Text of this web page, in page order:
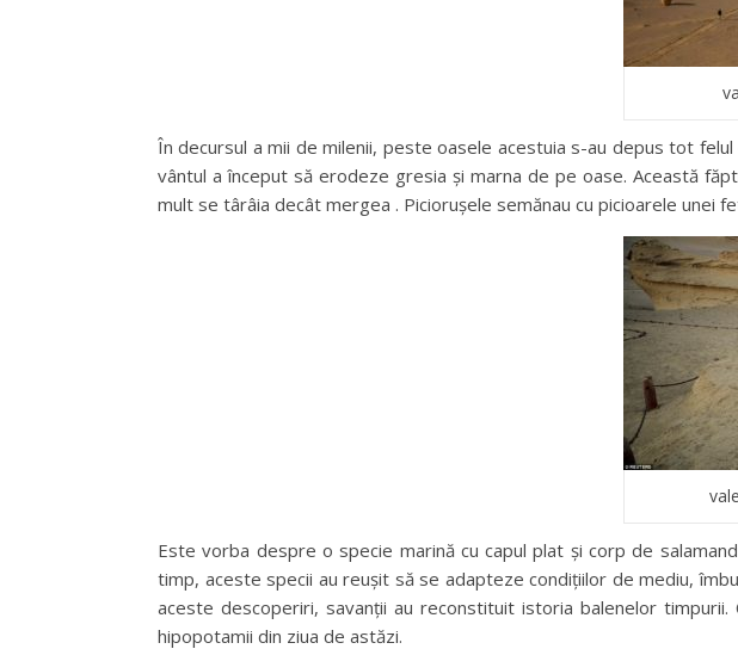
În decursul a mii de milenii, peste oasele acestuia s-au depus tot
vântul a început să erodeze gresia și marna de pe oase. Această
mult se târâia decât mergea . Piciorușele semănau cu picioarele unei
Este vorba despre o specie marină cu capul plat și corp de
timp, aceste specii au reușit să se adapteze condițiilor de mediu,
aceste descoperiri, savanții au reconstituit istoria balenelor
hipopotamii din ziua de astăzi.